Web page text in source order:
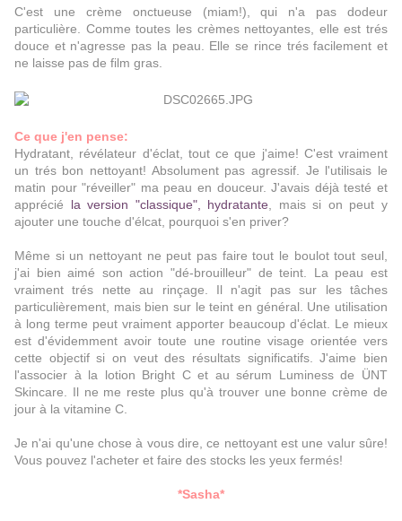
C'est une crème onctueuse (miam!), qui n'a pas dodeur
particulière. Comme toutes les crèmes nettoyantes, elle est trés
douce et n'agresse pas la peau. Elle se rince trés facilement et
ne laisse pas de film gras.
Ce que j'en pense:
Hydratant, révélateur d'éclat, tout ce que j'aime! C'est vraiment
un trés bon nettoyant! Absolument pas agressif. Je l'utilisais le
matin pour "réveiller" ma peau en douceur. J'avais déjà testé et
apprécié la version "classique", hydratante , mais si on peut y
ajouter une touche d'élcat, pourquoi s'en priver?
Même si un nettoyant ne peut pas faire tout le boulot tout seul,
j'ai bien aimé son action "dé-brouilleur" de teint. La peau est
vraiment trés nette au rinçage. Il n'agit pas sur les tâches
particulièrement, mais bien sur le teint en général. Une utilisation
à long terme peut vraiment apporter beaucoup d'éclat. Le mieux
est d'évidemment avoir toute une routine visage orientée vers
cette objectif si on veut des résultats significatifs. J'aime bien
l'associer à la lotion Bright C et au sérum Luminess de ÜNT
Skincare. Il ne me reste plus qu'à trouver une bonne crème de
jour à la vitamine C.
Je n'ai qu'une chose à vous dire, ce nettoyant est une valur sûre!
Vous pouvez l'acheter et faire des stocks les yeux fermés!
*Sasha*